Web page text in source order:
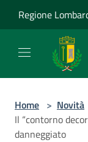
Regione
Home > Novità
Il “contorno
danneggiato